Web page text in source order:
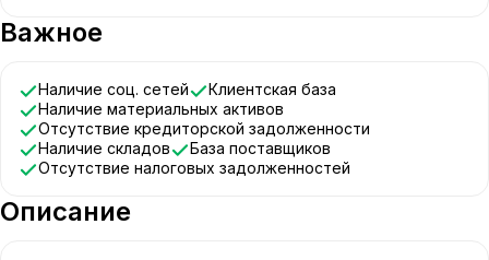
Важное
Наличие соц. сетей
Клиентская база
Наличие материальных активов
Отсутствие кредиторской задолженности
Наличие складов
База поставщиков
Отсутствие налоговых задолженностей
Описание